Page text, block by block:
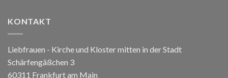
KONTAKT
Liebfrauen - Kirche und Kloster mitten in der Stadt
Schärfengäßchen 3
60311 Frankfurt am Main